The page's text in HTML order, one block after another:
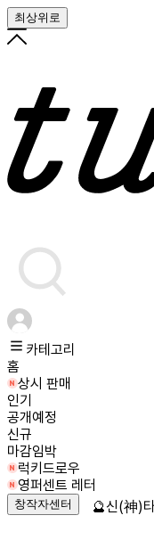
최상위로
카테고리
홈
상시 판매
인기
공개예정
신규
마감임박
럭키드로우
영퍼센트 레터
창작자센터 🔮신(神)